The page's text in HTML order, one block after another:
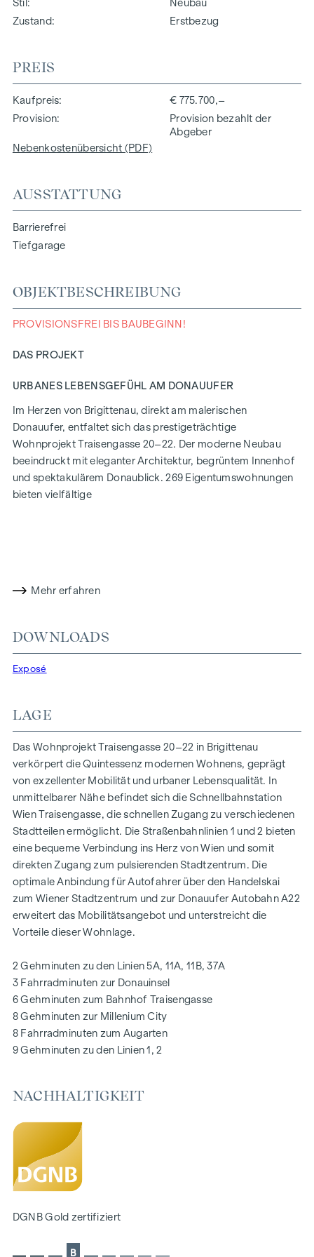
Stil
Neubau
Zustand
Erstbezug
PREIS
Kaufpreis
€ 775.700,–
Provision
Provision bezahlt der
Abgeber
Nebenkostenübersicht (PDF)
AUSSTATTUNG
Barrierefrei
Tiefgarage
OBJEKTBESCHREIBUNG
PROVISIONSFREI BIS BAUBEGINN!
DAS PROJEKT
URBANES LEBENSGEFÜHL AM DONAUUFER
Im Herzen von Brigittenau, direkt am malerischen
Donauufer, entfaltet sich das prestigeträchtige
Wohnprojekt Traisengasse 20–22. Der moderne Neubau
beeindruckt mit eleganter Architektur, begrüntem Innenhof
und spektakulärem Donaublick. 269 Eigentumswohnungen
bieten vielfältige
In der Traisengasse 20–22 vereinen sich Ästhetik und
Funktionalität in jeder Wohneinheit. Mit intelligenten
Grundrissen, die von gemütlichen Einzimmerapartments bis
stilvolle Markenfliesen veredeln das Interieur, während die
Fußbodenheizung, gespeist durch umweltfreundliche
Fernwärme, für ein behagliches Raumklima sorgt.
Außenliegender, elektrischer Sonnenschutz und
Klimaanlagen in den Dachgeschoßwohnungen
gewährleisten ein angenehmes Wohnambiente, selbst an
den heißesten Tagen.
AUSSTATTUNG
Eichenparkettböden
Stilvolle Markenfliesen
Außenliegender, elektrischer Sonnenschutz
Klimaanlage im DG
Photovoltaikanlage am Dach
Digitale Gegensprechanlage und
schwarzes Brett über Handyapp
Smarte Hausverwaltungs-App „puck“
HIGHLIGHTS
Gärten, Balkone, Loggien, Dachterrassen
166 Tiefgaragenstellplätze
Ideal für Anleger und Eigennutzer
DGNB Gold Nachhaltigkeits-Vorzertifikat
Lage direkt an der malerischen Donau
NACHHALTIGKEIT
Mehr erfahren
DOWNLOADS
Exposé
LAGE
Das Wohnprojekt Traisengasse 20–22 in Brigittenau
verkörpert die Quintessenz modernen Wohnens, geprägt
von exzellenter Mobilität und urbaner Lebensqualität. In
unmittelbarer Nähe befindet sich die Schnellbahnstation
Wien Traisengasse, die schnellen Zugang zu verschiedenen
Stadtteilen ermöglicht. Die Straßenbahnlinien 1 und 2 bieten
eine bequeme Verbindung ins Herz von Wien und somit
direkten Zugang zum pulsierenden Stadtzentrum. Die
optimale Anbindung für Autofahrer über den Handelskai
zum Wiener Stadtzentrum und zur Donauufer Autobahn A22
erweitert das Mobilitätsangebot und unterstreicht die
Vorteile dieser Wohnlage.
2 Gehminuten zu den Linien 5A, 11A, 11B, 37A
3 Fahrradminuten zur Donauinsel
6 Gehminuten zum Bahnhof Traisengasse
8 Gehminuten zur Millenium City
8 Fahrradminuten zum Augarten
9 Gehminuten zu den Linien 1, 2
NACHHALTIGKEIT
DGNB Gold zertifiziert
B